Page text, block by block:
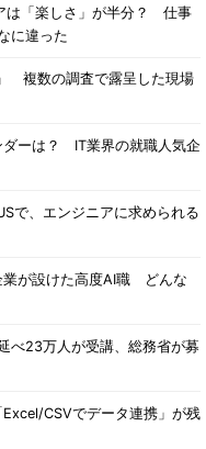
は「楽しさ」が半分？ 仕事
に違った
複数の調査で露呈した現場
ダーは？ IT業界の就職人気企
で、エンジニアに求められる
が設けた高度AI職 どんな
23万人が受講、総務省が募
CSVでデータ連携」が残